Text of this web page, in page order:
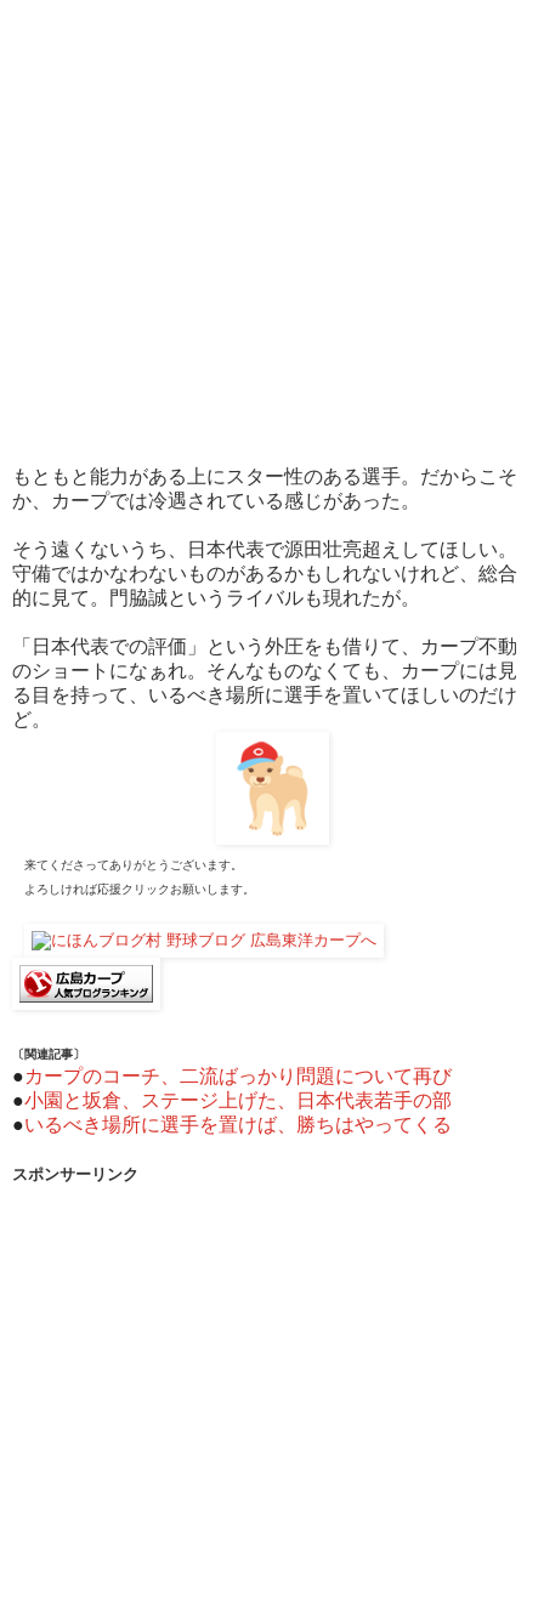
もともと能力がある上にスター性のある選手。だからこそ
か、カープでは冷遇されている感じがあった。
そう遠くないうち、日本代表で源田壮亮超えしてほしい。
守備ではかなわないものがあるかもしれないけれど、総合
的に見て。門脇誠というライバルも現れたが。
「日本代表での評価」という外圧をも借りて、カープ不動
のショートになぁれ。そんなものなくても、カープには見
る目を持って、いるべき場所に選手を置いてほしいのだけ
ど。
来てくださってありがとうございます。
よろしければ応援クリックお願いします。
〔関連記事〕
●カープのコーチ、二流ばっかり問題について再び
●小園と坂倉、ステージ上げた、日本代表若手の部
●いるべき場所に選手を置けば、勝ちはやってくる
スポンサーリンク